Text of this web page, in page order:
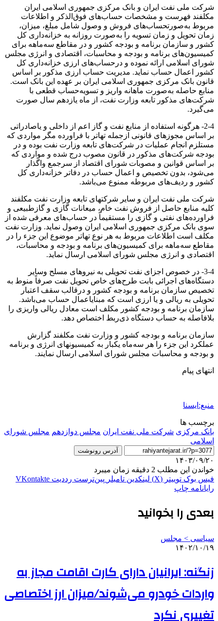
شرکت ملی نفت ایران و بانک مرکزی جمهوری اسلامی ایران
‏مکلفند فهرست و مشخصات حساب‌های فوق‌الذکر و اطلاعات
مربوط به‌صورتحساب‌های فروش و وصول شامل مبلغ،‏ میزان،
زمان تحویل و زمان تسویه را به‌صورت روزانه به خزانه‌داری کل
کشور و ‏سازمان برنامه و بودجه کشور و در مقاطع سه‌ماهه برای
کمیسیون‌های برنامه و بودجه و محاسبات، اقتصادی و انرژی مجلس
شورای اسلامی ارائه نموده و درحساب‌های ارزی خزانه‌داری کل
کشور ‏اعمال حساب نماید. مدیریت حساب ارزی مذکور بر اساس
قانون بانک مرکزی‏ جمهوری اسلامی ایران بر عهده این بانک است.
منابع حاصله به‌صورت ماهانه واریز و تسویه‌حساب قطعی با
شرکت‌های مذکور تابعه وزارت نفت، از ماه یازدهم سال صورت
می‌گیرد.
2-4- هرگونه استفاده از منابع نفت و گاز اعم از داخلی و یاصادراتی
بر اساس مجوزهای قانونی ازجمله تهاتر با فراورده مگر مواردی که
مستلزم انجام عملیات در شرکت‌های تابعه وزارت نفت بوده و در
بودجه شرکت‌های مذکور در قانون مصوب درج شده و مواردی که
بر اساس قوانین و مصوبات شورای اقتصاد از سرجمع واگذار
می‌شود، بدون تخصیص و اعمال حساب در دفاتر خزانه‌داری کل
کشور و ردیف‌های مربوطه ممنوع می‌باشد.
شرکت ملی نفت ایران و سایر شرکتهای تابعه وزارت نفت مکلفند
کلیه منابع حاصل از فروش نفت خام، میعانات گازی و گازطبیعی و
فراورده‌های نفتی و گازی را مستقیماً در حساب‌های معرفی شده از
سوی بانک مرکزی جمهوری اسلامی ایران وصول نماید. وزارت نفت
مکلف است اطلاعات مربوط به هر نوع تهاتر موضوع این جزء را در
مقاطع سه‌ماهه برای کمیسیون‌های برنامه و بودجه و محاسبات،
اقتصادی و انرژی مجلس شورای اسلامی ارسال نماید.
3-4- در خصوص اجزای نفت تحویلی به نیروهای مسلح وسایر
دستگاه‌های اجرائی بابت طرح‌های خاص تحویل نفت صرفاً منوط به
تخصیص سازمان برنامه و بودجه کشور و درقالب سقف اعتبار
تحویلی به ریالی و یا ارزی است که مبنایاعمال حساب می‌باشد.
سازمان برنامه و بودجه کشور مکلف است معادل ریالی واریزی را
بلافاصله به حساب دستگاه ذی‌ربط اختصاص دهد.
سازمان برنامه و بودجه کشور و وزارت نفت مکلفند گزارش
عملکرد این جزء را هر سه‌ماه یکبار به کمیسیونهای انرژی و برنامه
و بودجه و محاسبات مجلس شورای اسلامی ارسال نمایند.
انتهای پیام
منبع:ایسنا
برچسب ها
بانک مرکزی شرکت ملی نفت ایران مجلس دوازدهم مجلس شورای
اسلامی
آدرس رونوشت
۱۴۰۳/۰۹/۲۰
خواندن این مطلب 2 دقیقه زمان میبرد
فیس بوک توییتر (X) لینکدین ‫تامبلر ‫پین‌ترست ‫رددیت ‫VKontakte
رایانامه چاپ
بعدی را بخوانید
سیاسی > مجلس
۱۴۰۲/۱۰/۱۹
زنگنه: ایرانیان دارای کارت اقامت مجاز به
واردات خودرو می‌شوند/میزان ارز اختصاصی
تغییری نکرد